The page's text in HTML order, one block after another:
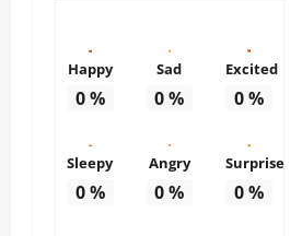
Happy
0%
Sad
0%
Excited
0%
Sleepy
0%
Angry
0%
Surprise
0%